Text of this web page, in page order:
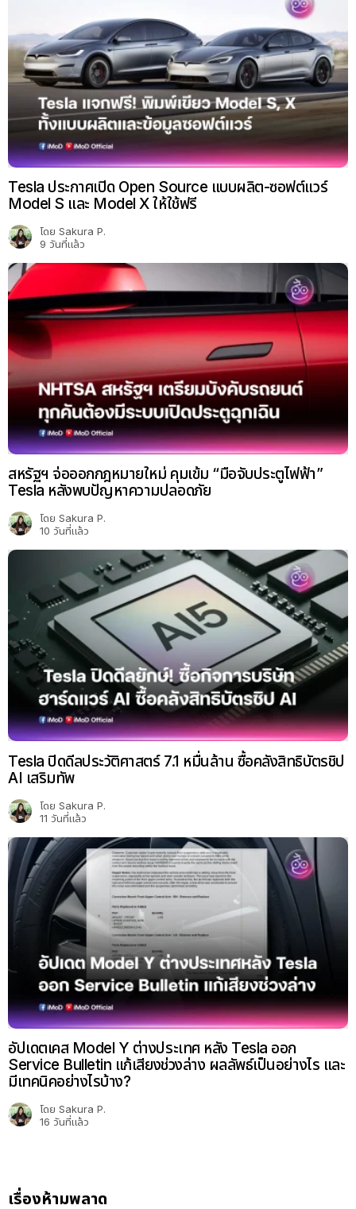
Tesla ประกาศเปิด Open Source แบบผลิต-ซอฟต์แวร์
Model S และ Model X ให้ใช้ฟรี
โดย Sakura P.
9 วันที่แล้ว
สหรัฐฯ จ่อออกกฎหมายใหม่ คุมเข้ม “มือจับประตูไฟฟ้า”
Tesla หลังพบปัญหาความปลอดภัย
โดย Sakura P.
10 วันที่แล้ว
Tesla ปิดดีลประวัติศาสตร์ 7.1 หมื่นล้าน ซื้อคลังสิทธิบัตรชิป
AI เสริมทัพ
โดย Sakura P.
11 วันที่แล้ว
อัปเดตเคส Model Y ต่างประเทศ หลัง Tesla ออก
Service Bulletin แก้เสียงช่วงล่าง ผลลัพธ์เป็นอย่างไร และ
มีเทคนิคอย่างไรบ้าง?
โดย Sakura P.
16 วันที่แล้ว
เรื่องห้ามพลาด